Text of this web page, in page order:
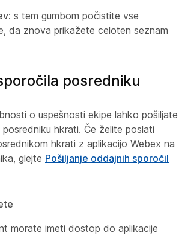
: s tem gumbom počistite vse
da znova prikažete celoten seznam
posredniku
o uspešnosti ekipe lahko pošiljate
hkrati. Če želite poslati
hkrati z aplikacijo Webex na
glejte Pošiljanje oddajnih sporočil
morate imeti dostop do aplikacije